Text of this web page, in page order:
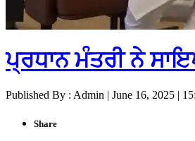
ਪ੍ਰਧਾਨ ਮੰਤਰੀ ਨੇ
Published By : Admin | June 16, 2025 |
Share